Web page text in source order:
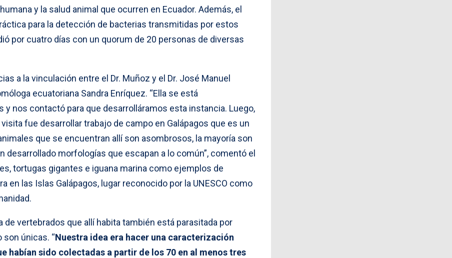
y la salud animal que ocurren en Ecuador. Además, el
para la detección de bacterias transmitidas por estos
por cuatro días con un quorum de 20 personas de diversas
a la vinculación entre el Dr. Muñoz y el Dr. José Manuel
ecuatoriana Sandra Enríquez. “Ella se está
y nos contactó para que desarrolláramos esta instancia. Luego,
fue desarrollar trabajo de campo en Galápagos que es un
que se encuentran allí son asombrosos, la mayoría son
desarrollado morfologías que escapan a lo común”, comentó el
tortugas gigantes e iguana marina como ejemplos de
en las Islas Galápagos, lugar reconocido por la UNESCO como
de vertebrados que allí habita también está parasitada por
son únicas. “Nuestra idea era hacer una caracterización
habían sido colectadas a partir de los 70 en al menos tres